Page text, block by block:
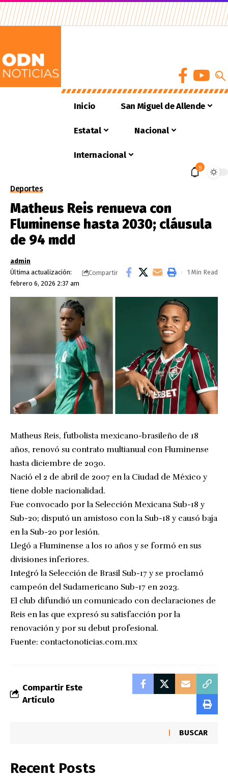
Inicio San Miguel de Allende
Estatal Nacional
Internacional
9
Deportes
Matheus Reis renueva con
Fluminense hasta 2030; cláusula
de 94 mdd
Última actualización:
febrero 6, 2026 2:37 am
admin
Compartir
1 Min Read
Matheus Reis, futbolista mexicano-brasileño de 18
años, renovó su contrato multianual con Fluminense
hasta diciembre de 2030.
Nació el 2 de abril de 2007 en la Ciudad de México y
tiene doble nacionalidad.
Fue convocado por la Selección Mexicana Sub-18 y
Sub-20; disputó un amistoso con la Sub-18 y causó baja
en la Sub-20 por lesión.
Llegó a Fluminense a los 10 años y se formó en sus
divisiones inferiores.
Integró la Selección de Brasil Sub-17 y se proclamó
campeón del Sudamericano Sub-17 en 2023.
El club difundió un comunicado con declaraciones de
Reis en las que expresó su satisfacción por la
renovación y por su debut profesional.
Fuente: contactonoticias.com.mx
Compartir Este
Artículo
BUSCAR
Recent Posts